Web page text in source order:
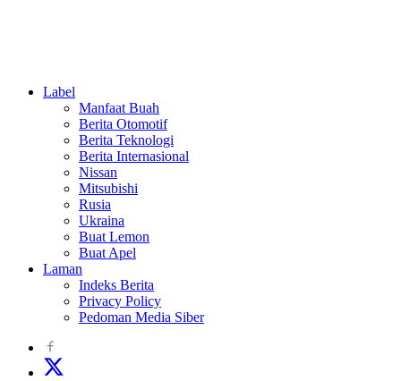
Label
Manfaat Buah
Berita Otomotif
Berita Teknologi
Berita Internasional
Nissan
Mitsubishi
Rusia
Ukraina
Buat Lemon
Buat Apel
Laman
Indeks Berita
Privacy Policy
Pedoman Media Siber